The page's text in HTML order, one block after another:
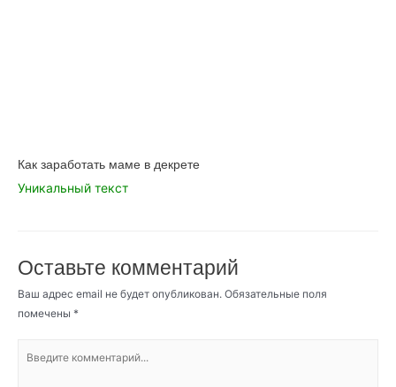
Как заработать маме в декрете
Уникальный текст
Оставьте комментарий
Ваш адрес email не будет опубликован. Обязательные поля
помечены *
комментарий...